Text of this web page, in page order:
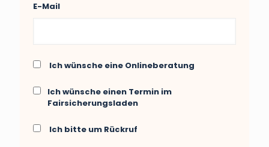
E-Mail
Ich wünsche eine Onlineberatung
Ich wünsche einen Termin im
Fairsicherungsladen
Ich bitte um Rückruf